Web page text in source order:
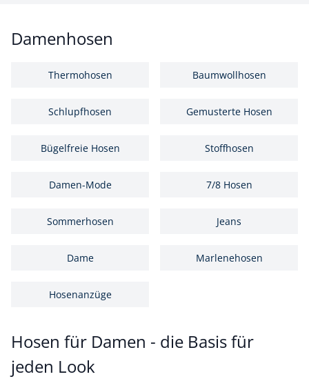
Damenhosen
Thermohosen Baumwollhosen
Schlupfhosen Gemusterte Hosen
Bügelfreie Hosen Stoffhosen
Damen-Mode 7/8 Hosen
Sommerhosen Jeans
Dame Marlenehosen
Hosenanzüge
Hosen für Damen - die Basis für
jeden Look